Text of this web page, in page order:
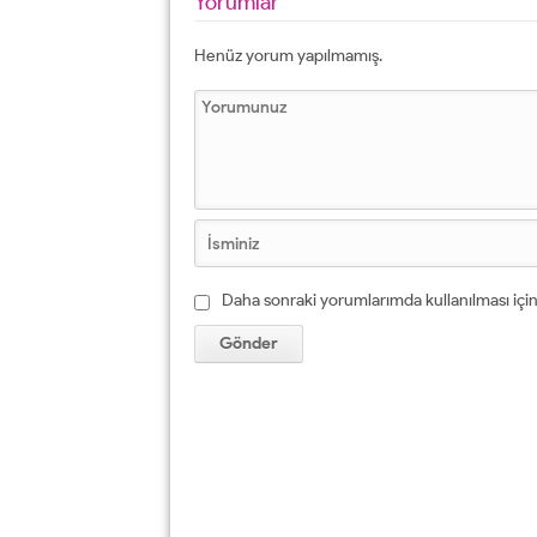
Henüz yorum yapılmamış.
Daha sonraki yorumlarımda kullanılması